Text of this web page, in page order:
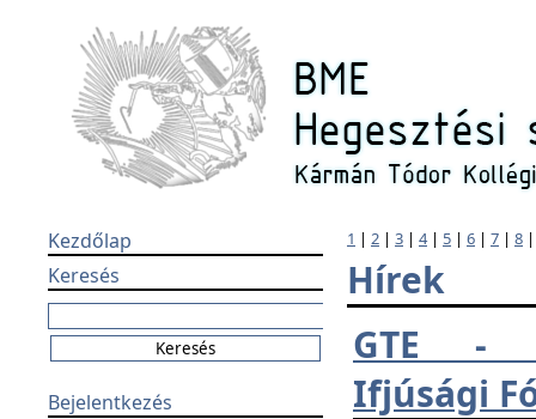
Kezdőlap
Keresés
Bejelentkezés
1 | 2 | 3 | 4| 5 | 6 | 7 | 8
Hírek
GTE -
Ifjúsági